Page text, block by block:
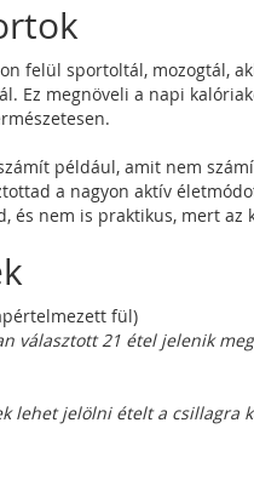
felül sportoltál, mozogtál,
Ez megnöveli a napi
például, amit nem
a nagyon aktív
és nem is praktikus, mert az
fül)
választott 21 étel jelenik
lehet jelölni ételt a csillagra